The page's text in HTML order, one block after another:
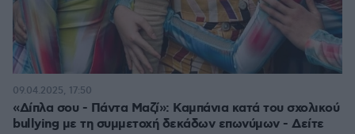
«Δίπλα σου - Πάντα Μαζί»: Καμπάνια κατά του σχολικού
bullying με τη συμμετοχή δεκάδων επωνύμων - Δείτε
09.04.2025, 17:50